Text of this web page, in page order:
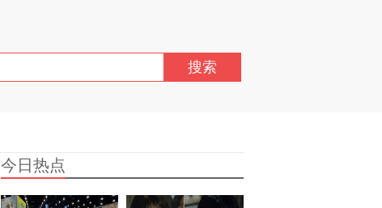
搜索
今日热点